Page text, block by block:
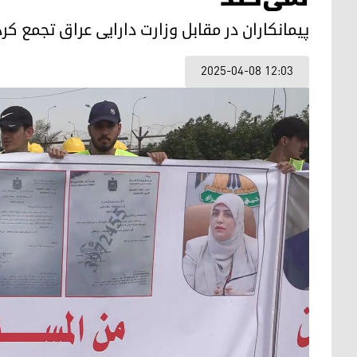
پیمانکاران در مقابل وزارت دارایی عراق تجمع
2025-04-08 12:03